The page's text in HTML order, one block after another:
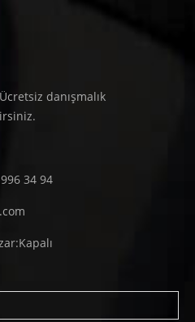
danışmalık
34 94